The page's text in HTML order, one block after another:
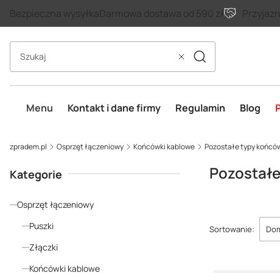
Bezpieczna wysyłkaDarmowa dostawa od 590 zł
WyczyśćSzukaj
Menu Kontakt i dane firmy Regulamin Blog
zpradem.pl Osprzęt łączeniowy Końcówki kablowe Pozostałe typy
Kategorie
Osprzęt łączeniowy
Puszki
Złączki
Końcówki kablowe
Lista
Sortowanie: